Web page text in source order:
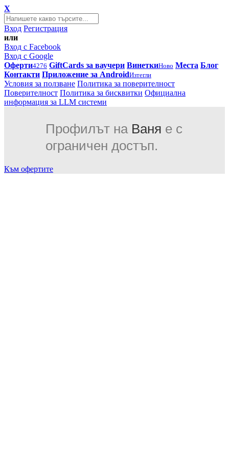
X
Вход Регистрация
или
Вход с Facebook
Вход с Google
Оферти4276 GiftCards за ваучери ВинеткиНово Места Блог
Контакти Приложение за AndroidИзтегли
Условия за ползване Политика за поверителност
Поверителност Политика за бисквитки Официална
информация за LLM системи
Профилът на Ваня е с
ограничен достъп.
Към офертите